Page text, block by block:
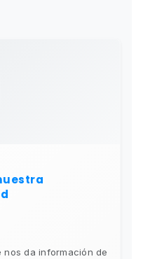
nos da información de